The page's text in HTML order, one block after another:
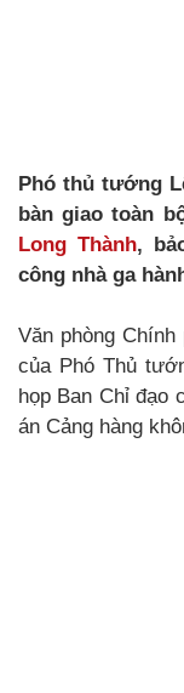
Phó thủ tướng
bàn giao toàn
Long Thành,
công nhà ga
Văn phòng
của Phó Thủ
họp Ban Chỉ đạo
án Cảng hàng